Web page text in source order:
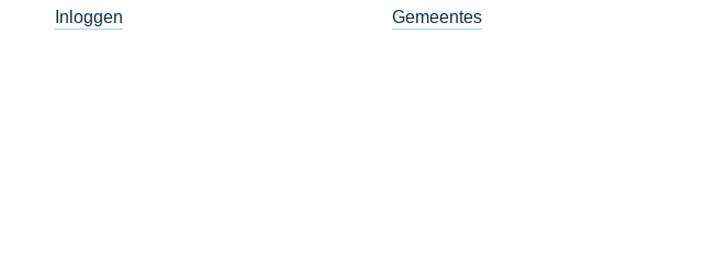
Inloggen
Gemeentes